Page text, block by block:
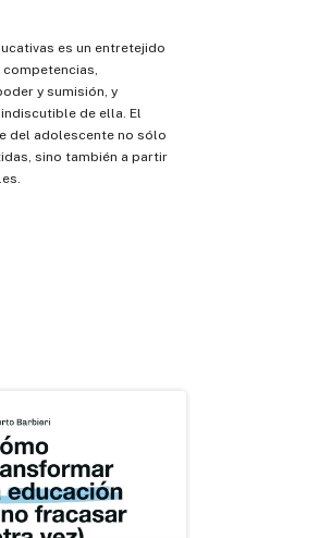
es un entretejido
y sumisión, y
de ella. El
del adolescente no sólo
sino también a partir